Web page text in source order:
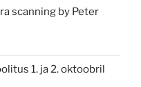
scanning by Peter
1. ja 2. oktoobril